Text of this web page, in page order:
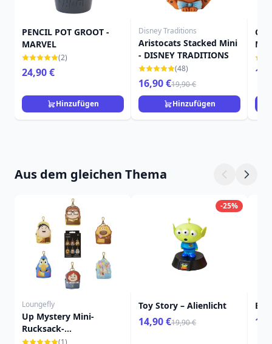
PENCIL POT GROOT -
MARVEL
(2)
24,90 €
Hinzufügen
Disney Traditions
Aristocats Stacked Mini
- DISNEY TRADITIONS
(48)
16,90 €19,90 €
Hinzufügen
Aus dem gleichen Thema
Loungefly
Up Mystery Mini-
Rucksack-
Schlüsselanhänger -
(1)
-25%
Toy Story – Alienlicht
14,90 €19,90 €